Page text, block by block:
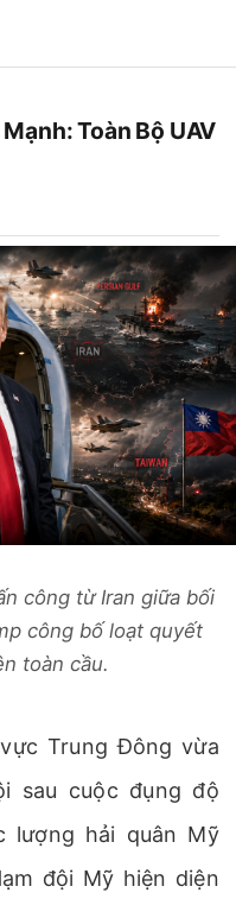
Toàn Bộ UAV
công từ Iran giữa bối
công bố loạt quyết
toàn cầu.
Trung Đông vừa
sau cuộc đụng độ
lượng hải quân Mỹ
đội Mỹ hiện diện